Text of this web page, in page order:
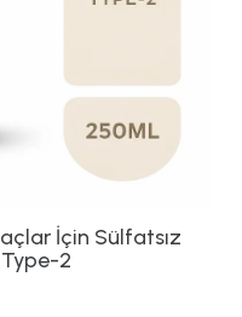
İçin Sülfatsız
2